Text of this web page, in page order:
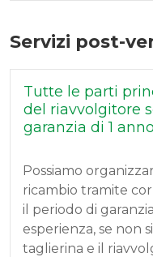
Servizi post-
Tutte le parti
del riavvolgitore
garanzia di 1
Possiamo
ricambio tramite
il periodo di
esperienza, se non
taglierina e il